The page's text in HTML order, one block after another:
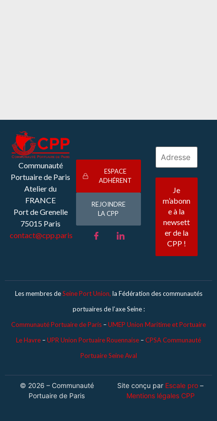
Communauté
Portuaire de Paris
Atelier du
FRANCE
Port de Grenelle
75015 Paris
contact@cpp.paris
ESPACE
ADHÉRENT
REJOINDRE
LA CPP
Les membres deSeine Port Union, la Fédération des communautés
portuaires de l’axe Seine :
Communauté Portuaire de Paris –UMEP Union Maritime et Portuaire
Le Havre –UPR Union Portuaire Rouennaise –CPSA Communauté
Portuaire Seine Aval
© 2026 – Communauté
Portuaire de Paris
Site conçu par Escale pro –
Mentions légales CPP